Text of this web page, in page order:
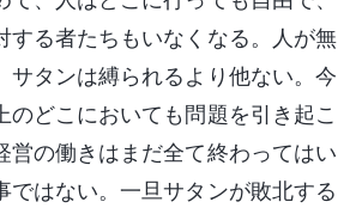
する者たちもいなくなる。人が無
サタンは縛られるより他ない。今
のどこにおいても問題を引き起こ
営の働きはまだ全て終わってはい
ではない。一旦サタンが敗北する